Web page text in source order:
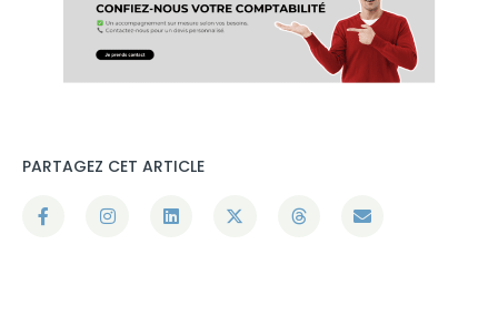
PARTAGEZ CET ARTICLE